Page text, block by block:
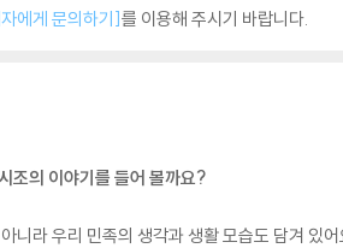
에게 문의하기]를 이용해 주시기 바랍니다.
조의 이야기를 들어 볼까요?
니라 우리 민족의 생각과 생활 모습도 담겨 있